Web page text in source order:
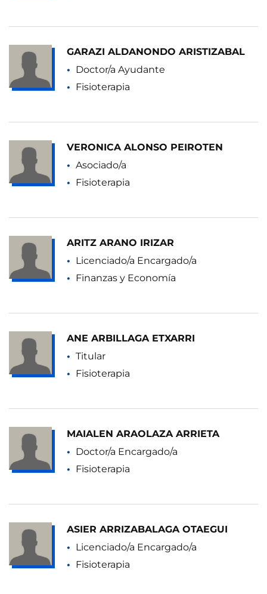
GARAZI ALDANONDO ARISTIZABAL
Doctor/a Ayudante
Fisioterapia
VERONICA ALONSO PEIROTEN
Asociado/a
Fisioterapia
ARITZ ARANO IRIZAR
Licenciado/a Encargado/a
Finanzas y Economía
ANE ARBILLAGA ETXARRI
Titular
Fisioterapia
MAIALEN ARAOLAZA ARRIETA
Doctor/a Encargado/a
Fisioterapia
ASIER ARRIZABALAGA OTAEGUI
Licenciado/a Encargado/a
Fisioterapia